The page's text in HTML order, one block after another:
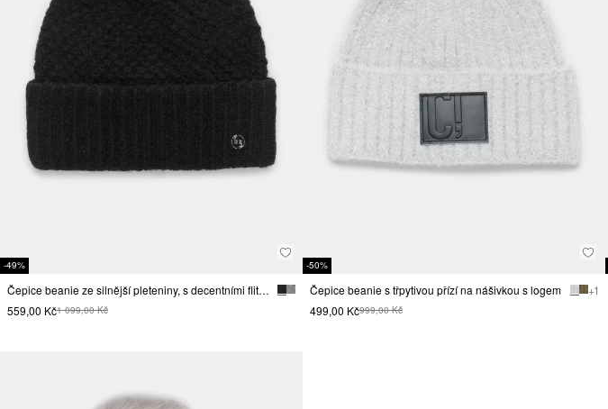
-49%
Čepice beanie ze silnější pleteniny, s decentními flitrovými detaily
559,00 Kč1 099,00 Kč
-50%
Čepice beanie s třpytivou přízí na nášivkou s logem
+ 1
499,00 Kč999,00 Kč